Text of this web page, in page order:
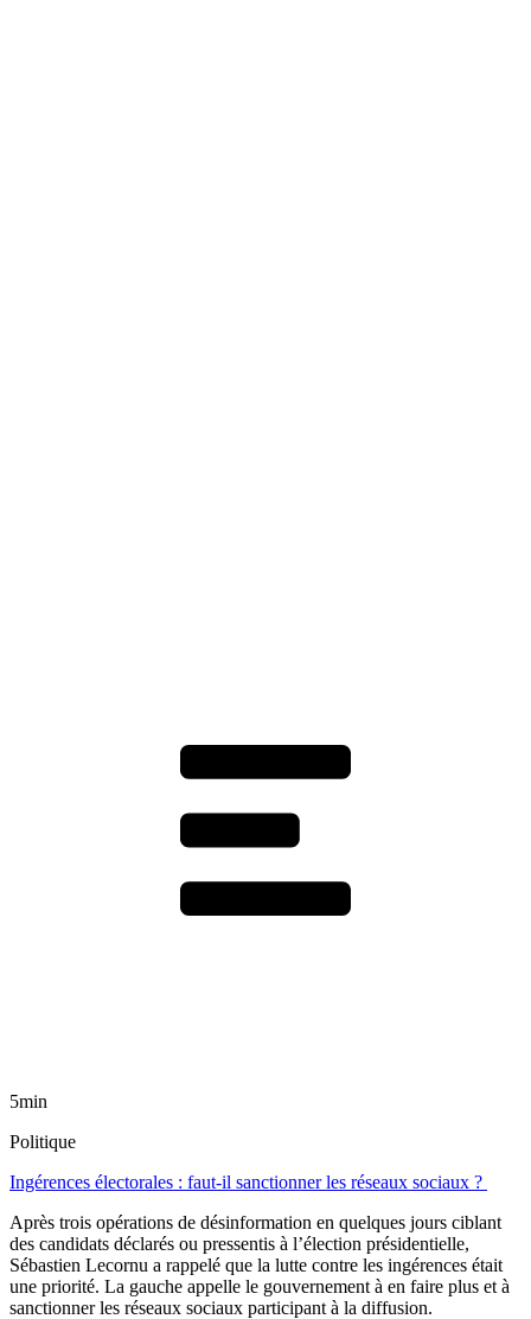
5min
Politique
Ingérences électorales : faut-il sanctionner les réseaux sociaux ?
Après trois opérations de désinformation en quelques jours ciblant
des candidats déclarés ou pressentis à l’élection présidentielle,
Sébastien Lecornu a rappelé que la lutte contre les ingérences était
une priorité. La gauche appelle le gouvernement à en faire plus et à
sanctionner les réseaux sociaux participant à la diffusion.